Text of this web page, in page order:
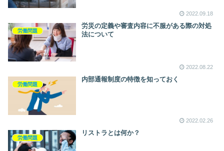
2022.09.18
労働問題
労災の定義や審査内容に不服がある際の対処
法について
2022.08.22
労働問題
内部通報制度の特徴を知っておく
2022.02.26
労働問題
リストラとは何か？